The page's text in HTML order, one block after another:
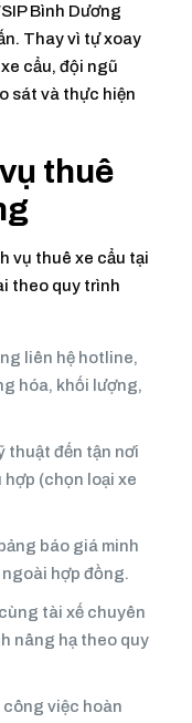
Bình Dương
Thay vì tự xoay
cẩu, đội ngũ
sát và thực hiện
thuê
vụ thuê xe cẩu tại
theo quy trình
liên hệ hotline,
hóa, khối lượng,
thuật đến tận nơi
hợp (chọn loại xe
báo giá minh
hợp đồng.
tài xế chuyên
nâng hạ theo quy
công việc hoàn